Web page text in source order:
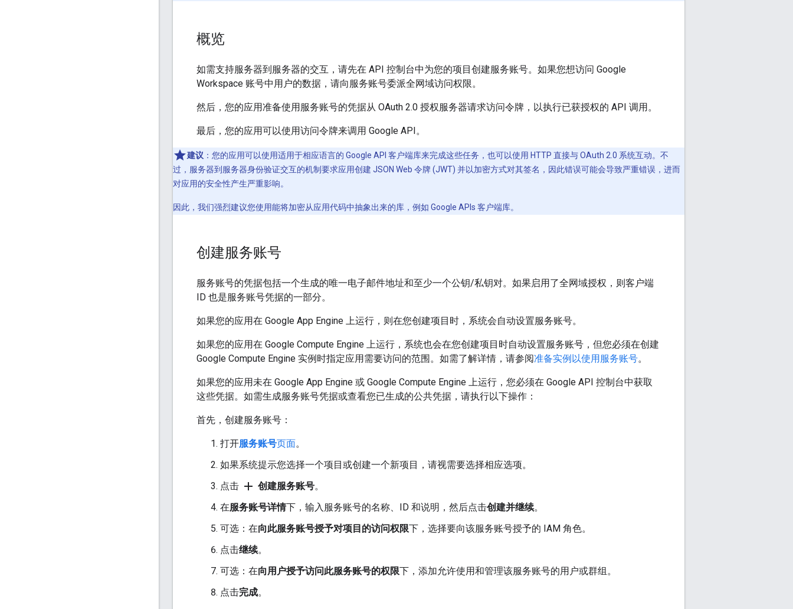
概览
如需支持服务器到服务器的交互，请先在 API 控制台中为您的项目创建服务账号。如果您想访问 Google
Workspace 账号中用户的数据，请向服务账号委派全网域访问权限。
然后，您的应用准备使用服务账号的凭据从 OAuth 2.0 授权服务器请求访问令牌，以执行已获授权的 API 调用。
最后，您的应用可以使用访问令牌来调用 Google API。
建议 ：您的应用可以使用适用于相应语言的 Google API 客户端库来完成这些任务，也可以使用 HTTP 直接与 OAuth 2.0 系统互动。不
过，服务器到服务器身份验证交互的机制要求应用创建 JSON Web 令牌 (JWT) 并以加密方式对其签名，因此错误可能会导致严重错误，进而
对应用的安全性产生严重影响。
因此，我们强烈建议您使用能将加密从应用代码中抽象出来的库，例如 Google APIs 客户端库。
创建服务账号
服务账号的凭据包括一个生成的唯一电子邮件地址和至少一个公钥/私钥对。如果启用了全网域授权，则客户端
ID 也是服务账号凭据的一部分。
如果您的应用在 Google App Engine 上运行，则在您创建项目时，系统会自动设置服务账号。
如果您的应用在 Google Compute Engine 上运行，系统也会在您创建项目时自动设置服务账号，但您必须在创建
Google Compute Engine 实例时指定应用需要访问的范围。如需了解详情，请参阅准备实例以使用服务账号。
如果您的应用未在 Google App Engine 或 Google Compute Engine 上运行，您必须在 Google API 控制台中获取
这些凭据。如需生成服务账号凭据或查看您已生成的公共凭据，请执行以下操作：
首先，创建服务账号：
打开服务账号页面。
如果系统提示您选择一个项目或创建一个新项目，请视需要选择相应选项。
点击 add 创建服务账号。
在服务账号详情下，输入服务账号的名称、ID 和说明，然后点击创建并继续。
可选：在向此服务账号授予对项目的访问权限下，选择要向该服务账号授予的 IAM 角色。
点击继续。
可选：在向用户授予访问此服务账号的权限下，添加允许使用和管理该服务账号的用户或群组。
点击完成。